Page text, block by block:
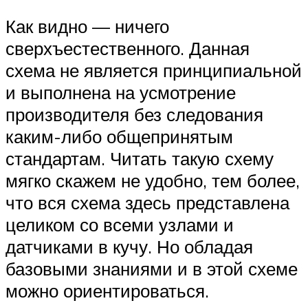
Как видно — ничего
сверхъестественного. Данная
схема не является принципиальной
и выполнена на усмотрение
производителя без следования
каким-либо общепринятым
стандартам. Читать такую схему
мягко скажем не удобно, тем более,
что вся схема здесь представлена
целиком со всеми узлами и
датчиками в кучу. Но обладая
базовыми знаниями и в этой схеме
можно ориентироваться.